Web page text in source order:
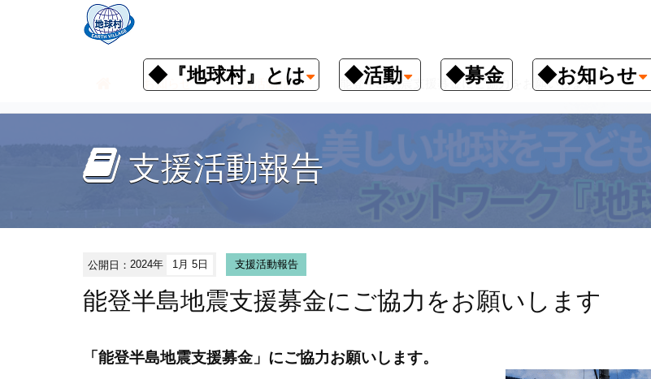
◆『地球村』とは ◆活動 ◆募金 ◆お知らせ
お知らせ 支援活動報告 能登半島地震支援募金にご協力をお願いします
支援活動報告
公開日：2024年 1月 5日 支援活動報告
能登半島地震支援募金にご協力をお願いします
「能登半島地震支援募金」にご協力お願いします。